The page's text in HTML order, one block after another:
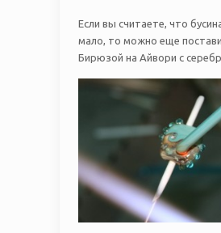
Если вы считаете, что
мало, то можно еще
Бирюзой на Айвори с